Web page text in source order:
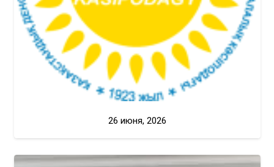
26 июня, 2026